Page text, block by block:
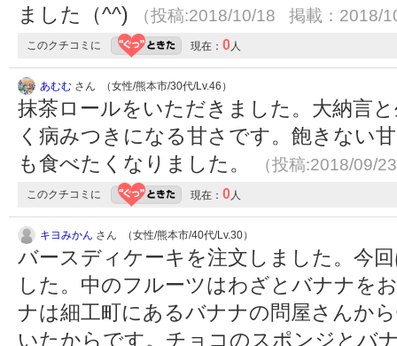
ました（^^)
（投稿:2018/10/18 掲載：2018/
このクチコミに 現在： 0人
あむむ さん （女性/熊本市/30代/Lv.46）
抹茶ロールをいただきました。大納言
く病みつきになる甘さです。飽きない
も食べたくなりました。
（投稿:2018/09/
このクチコミに 現在： 0人
キヨみかん さん （女性/熊本市/40代/Lv.30）
バースディケーキを注文しました。今
した。中のフルーツはわざとバナナを
ナは細工町にあるバナナの問屋さんか
いたからです。チョコのスポンジとバ